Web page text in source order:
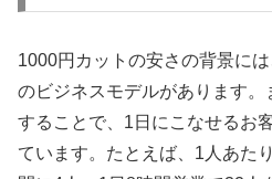
1000円カットの安さの背景に
のビジネスモデルがあります
することで、1日にこなせるお
ています。たとえば、1人あた